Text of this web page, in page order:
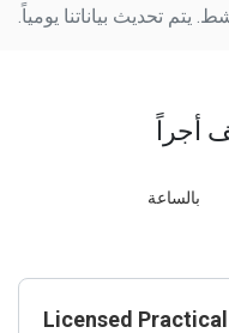
يتم تحديث بياناتنا يومياً.
بالساعة
Licensed